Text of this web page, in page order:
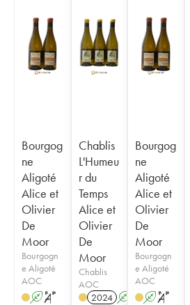
Bourgog
ne
Aligoté
Alice et
Olivier
De
Moor
Bourgogn
e Aligoté
AOC
A S
Chablis
L'Humeu
r du
Temps
Alice et
Olivier
De
Moor
Chablis
AOC
2024 A S
Bourgog
ne
Aligoté
Alice et
Olivier
De
Moor
Bourgogn
e Aligoté
AOC
A S